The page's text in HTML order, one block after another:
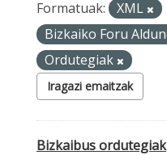
Formatuak: XML
Bizkaiko Foru
Ordutegiak
Iragazi emaitzak
Bizkaibus ordutegiak